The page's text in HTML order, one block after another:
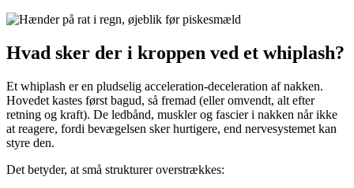
Hvad sker der i kroppen ved et whiplash?
Et whiplash er en pludselig acceleration-deceleration af nakken.
Hovedet kastes først bagud, så fremad (eller omvendt, alt efter
retning og kraft). De ledbånd, muskler og fascier i nakken når ikke
at reagere, fordi bevægelsen sker hurtigere, end nervesystemet kan
styre den.
Det betyder, at små strukturer overstrækkes: